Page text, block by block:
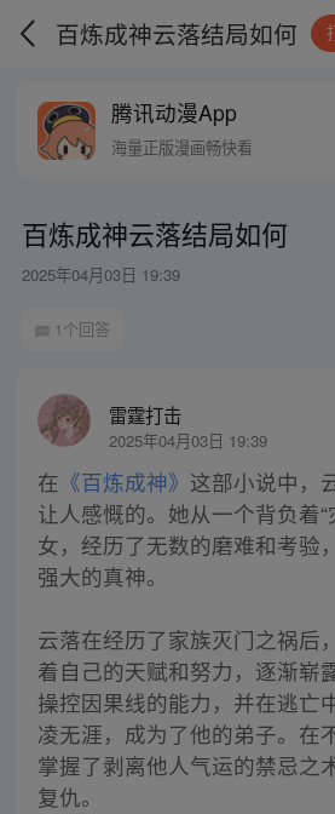
百炼成神云落结局如何
腾讯动漫App
海量正版漫画畅快看
百炼成神云落结局如何
2025年04月03日 19:39
1个回答
雷霆打击
2025年04月03日 19:39
在 《百炼成神》 这部小说中，
让人感慨的。她从一个背负着“
女，经历了无数的磨难和考验
强大的真神。
云落在经历了家族灭门之祸后
着自己的天赋和努力，逐渐崭
操控因果线的能力，并在逃亡
凌无涯，成为了他的弟子。在
掌握了剥离他人气运的禁忌之
复仇。